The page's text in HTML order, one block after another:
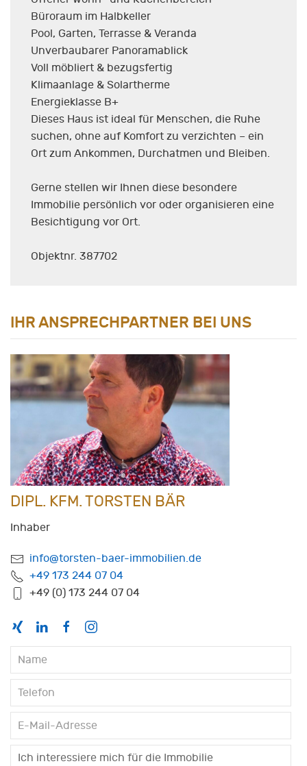
Büroraum im Halbkeller
Pool, Garten, Terrasse & Veranda
Unverbaubarer Panoramablick
Voll möbliert & bezugsfertig
Klimaanlage & Solartherme
Energieklasse B+
Dieses Haus ist ideal für Menschen, die Ruhe
suchen, ohne auf Komfort zu verzichten – ein
Ort zum Ankommen, Durchatmen und Bleiben.
Gerne stellen wir Ihnen diese besondere
Immobilie persönlich vor oder organisieren eine
Besichtigung vor Ort.
Objektnr. 387702
IHR ANSPRECHPARTNER BEI UNS
DIPL. KFM. TORSTEN BÄR
Inhaber
info@torsten-baer-immobilien.de
+49 173 244 07 04
+49 (0) 173 244 07 04